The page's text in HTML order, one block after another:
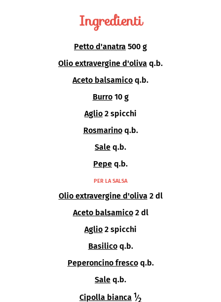
Ingredienti
Petto d'anatra 500 g
Olio extravergine d'oliva q.b.
Aceto balsamico q.b.
Burro 10 g
Aglio 2 spicchi
Rosmarino q.b.
Sale q.b.
Pepe q.b.
PER LA SALSA
Olio extravergine d'oliva 2 dl
Aceto balsamico 2 dl
Aglio 2 spicchi
Basilico q.b.
Peperoncino fresco q.b.
Sale q.b.
Cipolla bianca 1⁄